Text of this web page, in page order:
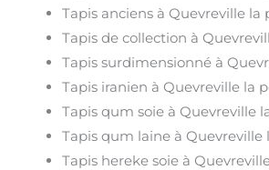
Tapis anciens à Quevreville la
Tapis de collection à
Tapis surdimensionné à
Tapis iranien à Quevreville la
Tapis qum soie à Quevreville
Tapis qum laine à Quevreville
Tapis hereke soie à